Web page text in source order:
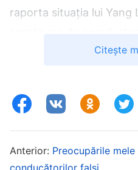
raporta situația lui Yang
mod, chiar dacă decizia
ști că nu am decis doar
și, astfel, nu ar mai
despre mine.” Aceste
Citește
Anterior: Preocupările
conducătorilor falși